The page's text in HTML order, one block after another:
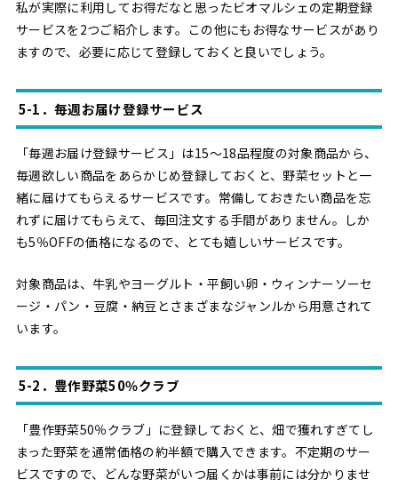
私が実際に利用してお得だなと思ったビオマルシェの定期登録
サービスを2つご紹介します。この他にもお得なサービスがあり
ますので、必要に応じて登録しておくと良いでしょう。
5-1．毎週お届け登録サービス
「毎週お届け登録サービス」は15～18品程度の対象商品から、
毎週欲しい商品をあらかじめ登録しておくと、野菜セットと一
緒に届けてもらえるサービスです。常備しておきたい商品を忘
れずに届けてもらえて、毎回注文する手間がありません。しか
も5％OFFの価格になるので、とても嬉しいサービスです。
対象商品は、牛乳やヨーグルト・平飼い卵・ウィンナーソーセ
ージ・パン・豆腐・納豆とさまざまなジャンルから用意されて
います。
5-2．豊作野菜50％クラブ
「豊作野菜50％クラブ」に登録しておくと、畑で獲れすぎてし
まった野菜を通常価格の約半額で購入できます。不定期のサー
ビスですので、どんな野菜がいつ届くかは事前には分かりませ